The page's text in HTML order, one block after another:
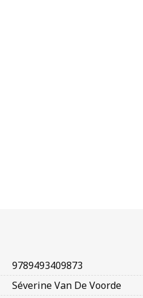
9789493409873
Séverine Van De Voorde